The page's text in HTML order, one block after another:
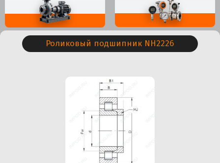
Роликовый подшипник NH2226